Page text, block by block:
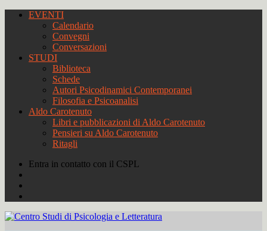
EVENTI
Calendario
Convegni
Conversazioni
STUDI
Biblioteca
Schede
Autori Psicodinamici Contemporanei
Filosofia e Psicoanalisi
Aldo Carotenuto
Libri e pubblicazioni di Aldo Carotenuto
Pensieri su Aldo Carotenuto
Ritagli
Entra in contatto con il CSPL